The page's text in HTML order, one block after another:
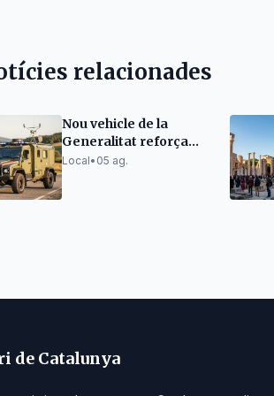
relacionades
Nou vehicle de la
Generalitat reforça
les comunicacions en
Local• 05 ag.
de Catalunya